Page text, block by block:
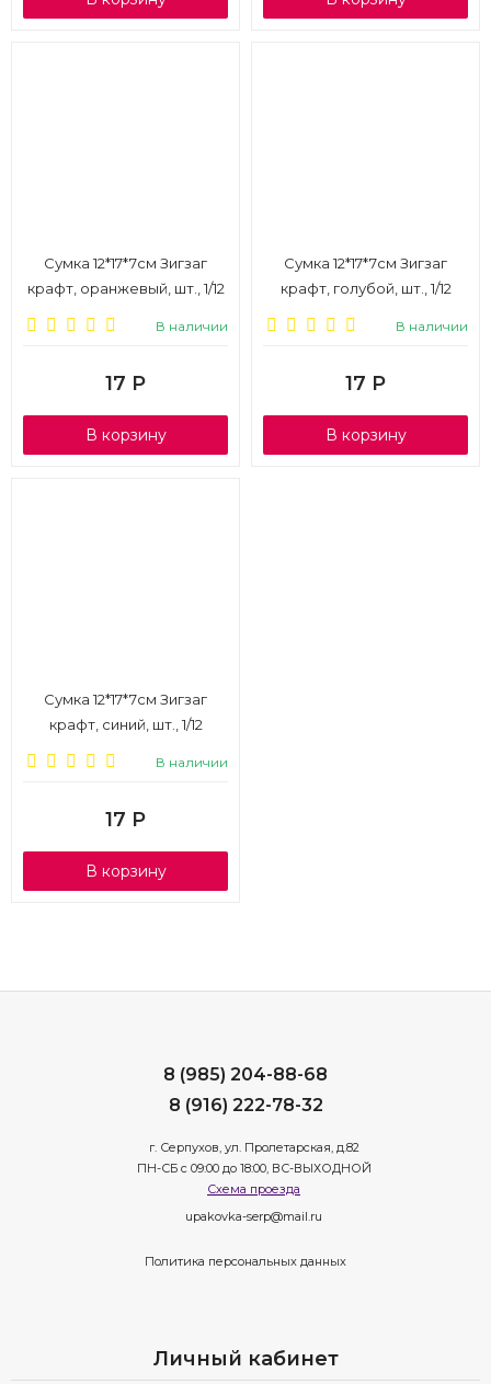
Сумка 12*17*7см Зигзаг
крафт, оранжевый, шт., 1/12
В наличии
17 Р
В корзину
Сумка 12*17*7см Зигзаг
крафт, голубой, шт., 1/12
В наличии
17 Р
В корзину
Сумка 12*17*7см Зигзаг
крафт, синий, шт., 1/12
В наличии
17 Р
В корзину
8 (985) 204-88-68
8 (916) 222-78-32
г. Серпухов, ул. Пролетарская, д.82
ПН-СБ с 09:00 до 18:00, ВС-ВЫХОДНОЙ
Схема проезда
upakovka-serp@mail.ru
Политика персональных данных
Личный кабинет